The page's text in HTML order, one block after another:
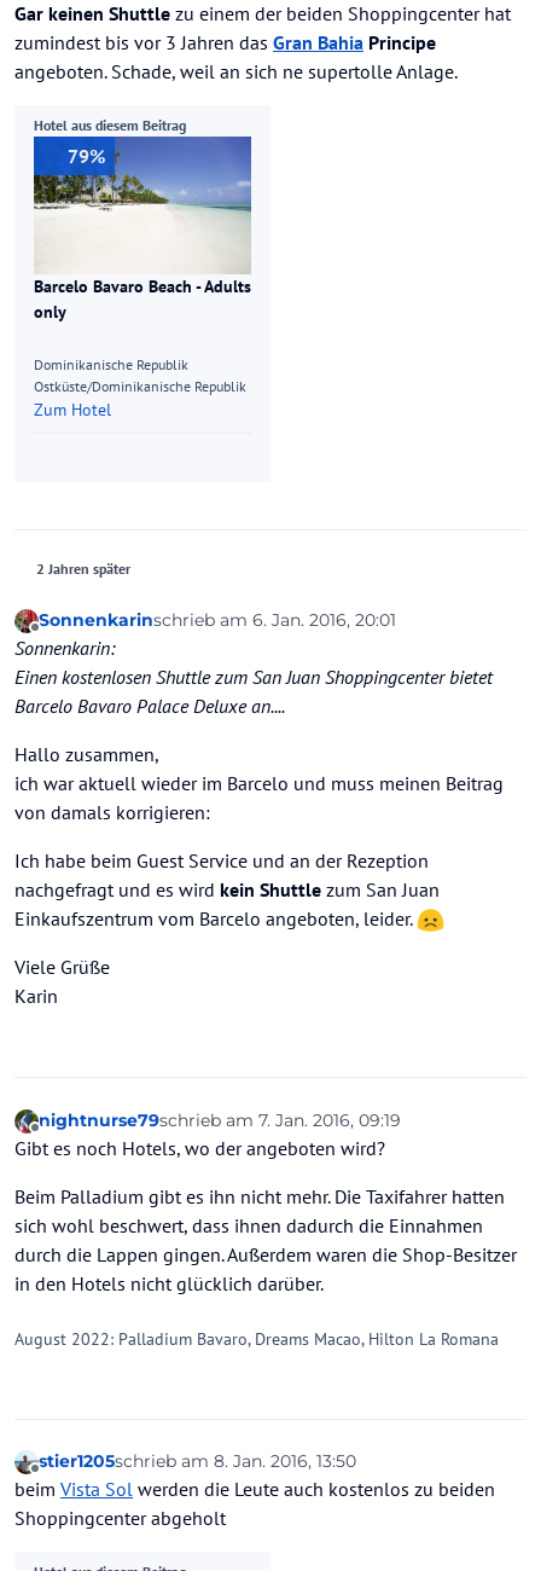
Gar keinen Shuttle zu einem der beiden Shoppingcenter hat
zumindest bis vor 3 Jahren das Gran Bahia Principe
angeboten. Schade, weil an sich ne supertolle Anlage.
Hotel aus diesem Beitrag
79%
Barcelo Bavaro Beach - Adults
only
Dominikanische Republik
Ostküste/Dominikanische Republik
Zum Hotel
2 Jahren später
Offline
Sonnenkarinschrieb am 6. Jan. 2016, 20:01
zuletzt editiert von
Sonnenkarin:
Einen kostenlosen Shuttle zum San Juan Shoppingcenter bietet
Barcelo Bavaro Palace Deluxe an....
Hallo zusammen,
ich war aktuell wieder im Barcelo und muss meinen Beitrag
von damals korrigieren:
Ich habe beim Guest Service und an der Rezeption
nachgefragt und es wird kein Shuttle zum San Juan
Einkaufszentrum vom Barcelo angeboten, leider.
Viele Grüße
Karin
Offline
nightnurse79schrieb am 7. Jan. 2016, 09:19
zuletzt editiert von
Gibt es noch Hotels, wo der angeboten wird?
Beim Palladium gibt es ihn nicht mehr. Die Taxifahrer hatten
sich wohl beschwert, dass ihnen dadurch die Einnahmen
durch die Lappen gingen. Außerdem waren die Shop-Besitzer
in den Hotels nicht glücklich darüber.
August 2022: Palladium Bavaro, Dreams Macao, Hilton La Romana
Offline
stier1205schrieb am 8. Jan. 2016, 13:50
zuletzt editiert von
beim Vista Sol werden die Leute auch kostenlos zu beiden
Shoppingcenter abgeholt